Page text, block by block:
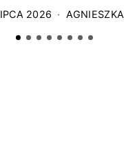
2026 AGNIESZKA